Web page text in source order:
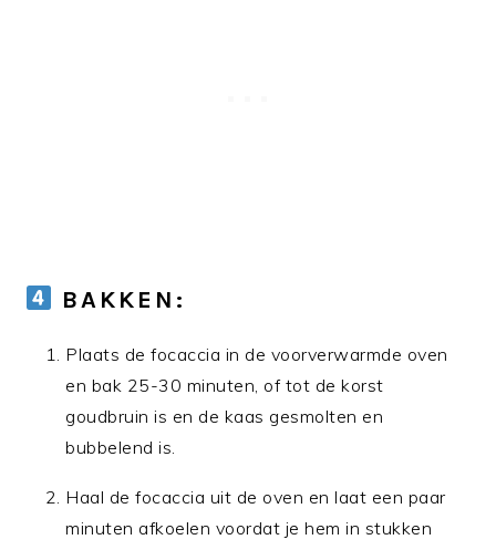
BAKKEN:
Plaats de focaccia in de voorverwarmde oven
en bak 25-30 minuten, of tot de korst
goudbruin is en de kaas gesmolten en
bubbelend is.
Haal de focaccia uit de oven en laat een paar
minuten afkoelen voordat je hem in stukken